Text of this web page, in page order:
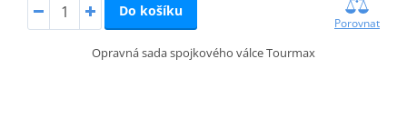
Do košíku
Porovnat
Opravná sada spojkového válce Tourmax